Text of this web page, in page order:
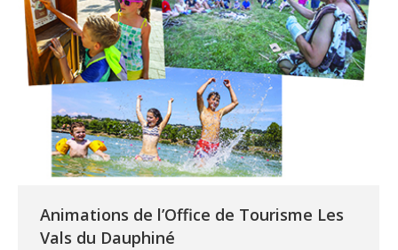
Animations de l’Office de Tourisme Les
Vals du Dauphiné